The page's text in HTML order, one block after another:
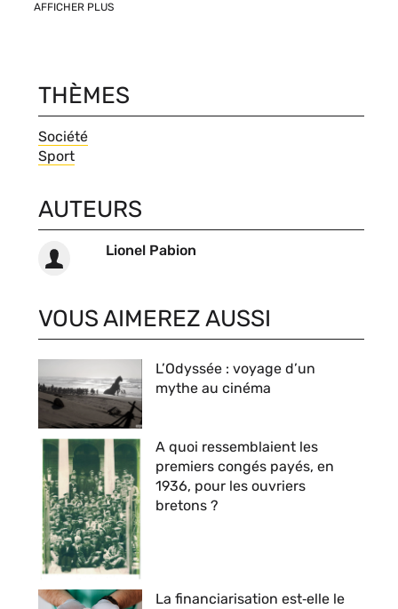
AFFICHER PLUS
THÈMES
Thèmes
Société
Sport
AUTEURS
Auteurs Lionel Pabion
VOUS AIMEREZ AUSSI
L’Odyssée : voyage d’un
mythe au cinéma
A quoi ressemblaient les
premiers congés payés, en
1936, pour les ouvriers
bretons ?
La financiarisation est‑elle le